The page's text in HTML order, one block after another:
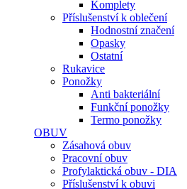
Komplety
Příslušenství k oblečení
Hodnostní značení
Opasky
Ostatní
Rukavice
Ponožky
Anti bakteriální
Funkční ponožky
Termo ponožky
OBUV
Zásahová obuv
Pracovní obuv
Profylaktická obuv - DIA
Příslušenství k obuvi